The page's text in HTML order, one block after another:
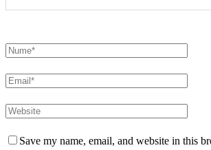
Save my name, email, and website in this